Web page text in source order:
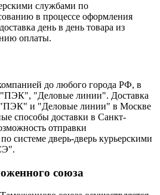
службами по
в процессе оформления
день в день товара из
оплаты.
до любого города РФ, в
"ПЭК", "Деловые линии". Доставка
"ПЭК" и "Деловые линии" в Москве
способы доставки в Санкт-
отправки
системе дверь-дверь курьерскими
союза